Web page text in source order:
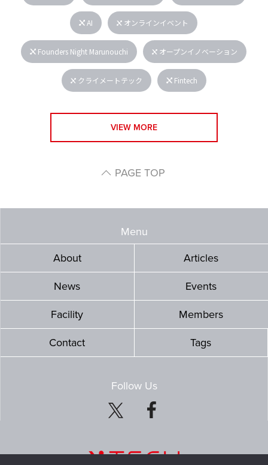
AI オンラインイベント
Founders Night Marunouchi オープンイノベーション
クライメートテック Fintech
VIEW MORE
PAGE TOP
Menu
About
Articles
News Events
Facility Members
Contact Tags
Follow Us